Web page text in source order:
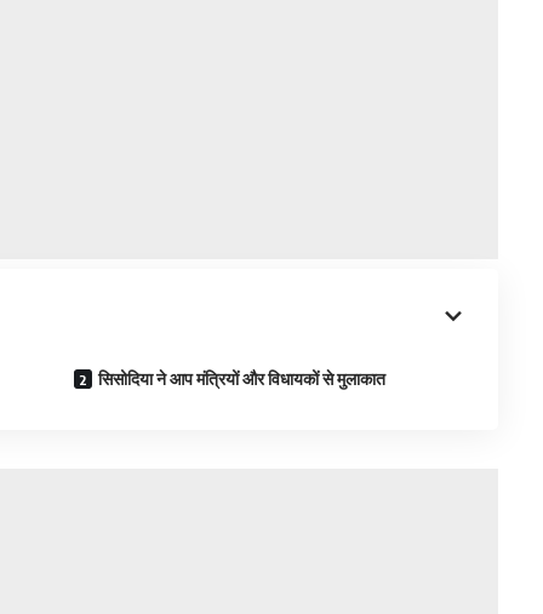
सिसोदिया ने आप मंत्रियों और विधायकों से मुलाकात